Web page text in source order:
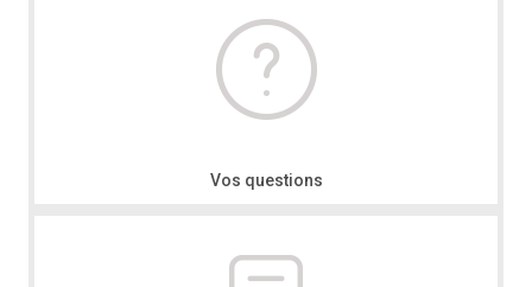
Vos questions